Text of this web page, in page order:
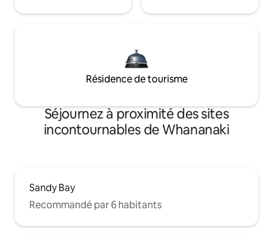
Résidence de tourisme
Séjournez à proximité des sites
incontournables de Whananaki
Sandy Bay
Recommandé par 6 habitants